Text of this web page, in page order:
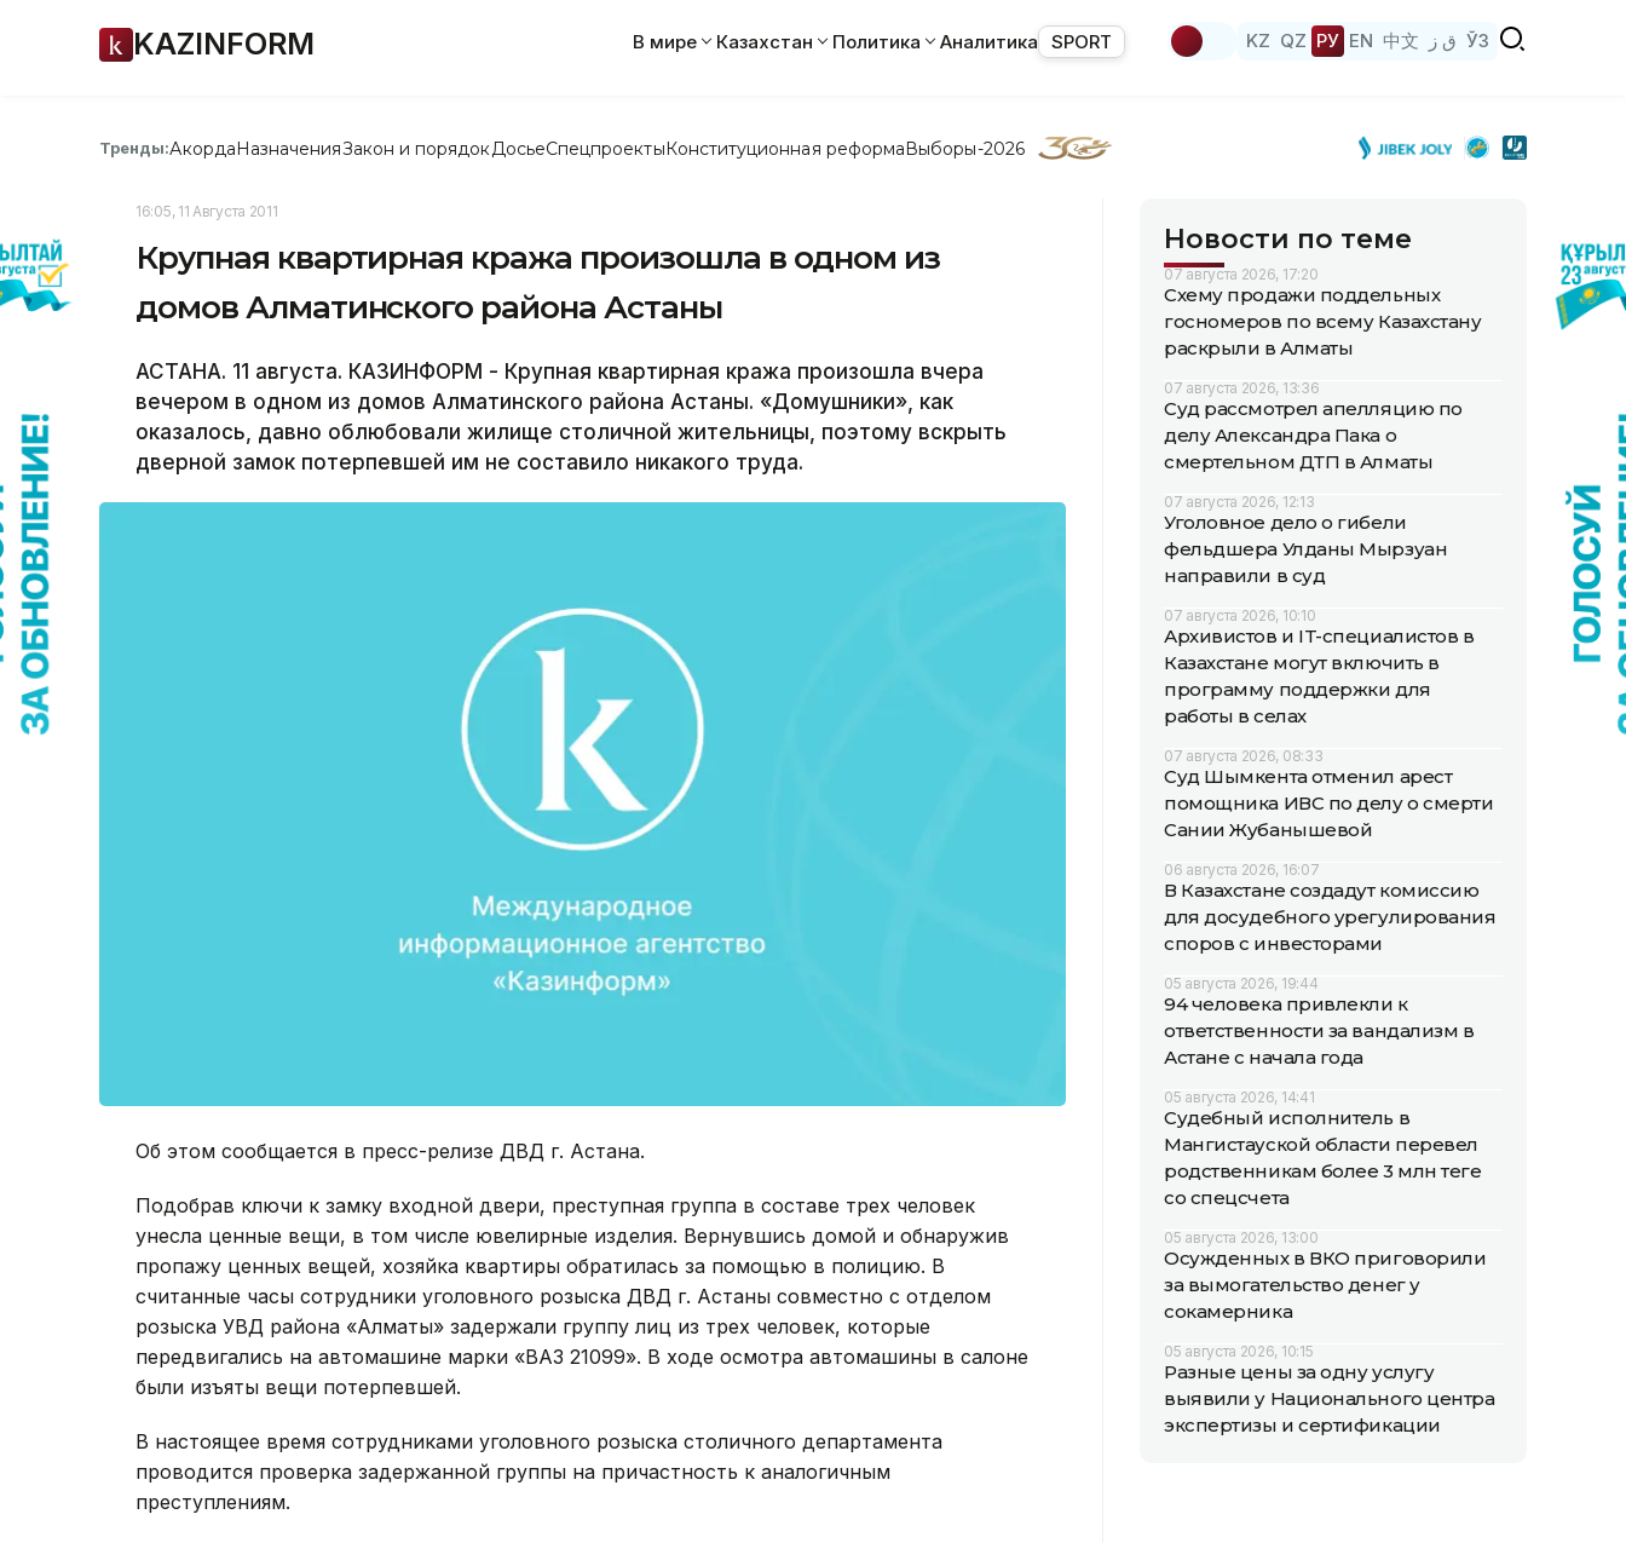
KAZINFORM В мире Казахстан Политика Аналитика SPORT KZ QZ РУ EN 中文 ق ز ЎЗ
Тренды:АкордаНазначенияЗакон и порядок ДосьеСпецпроектыКонституционная реформаВыборы-2026
16:05, 11 Августа 2011
Крупная квартирная кража произошла в одном из
домов Алматинского района Астаны
АСТАНА. 11 августа. КАЗИНФОРМ - Крупная квартирная кража произошла вчера
вечером в одном из домов Алматинского района Астаны. «Домушники», как
оказалось, давно облюбовали жилище столичной жительницы, поэтому вскрыть
дверной замок потерпевшей им не составило никакого труда.
Об этом сообщается в пресс-релизе ДВД г. Астана.
Подобрав ключи к замку входной двери, преступная группа в составе трех человек
унесла ценные вещи, в том числе ювелирные изделия. Вернувшись домой и обнаружив
пропажу ценных вещей, хозяйка квартиры обратилась за помощью в полицию. В
считанные часы сотрудники уголовного розыска ДВД г. Астаны совместно с отделом
розыска УВД района «Алматы» задержали группу лиц из трех человек, которые
передвигались на автомашине марки «ВАЗ 21099». В ходе осмотра автомашины в салоне
были изъяты вещи потерпевшей.
В настоящее время сотрудниками уголовного розыска столичного департамента
проводится проверка задержанной группы на причастность к аналогичным
преступлениям.
Новости по теме
07 августа 2026, 17:20
Схему продажи поддельных
госномеров по всему Казахстану
раскрыли в Алматы
07 августа 2026, 13:36
Суд рассмотрел апелляцию по
делу Александра Пака о
смертельном ДТП в Алматы
07 августа 2026, 12:13
Уголовное дело о гибели
фельдшера Улданы Мырзуан
направили в суд
07 августа 2026, 10:10
Архивистов и IT-специалистов в
Казахстане могут включить в
программу поддержки для
работы в селах
07 августа 2026, 08:33
Суд Шымкента отменил арест
помощника ИВС по делу о смерти
Сании Жубанышевой
06 августа 2026, 16:07
В Казахстане создадут комиссию
для досудебного урегулирования
споров с инвесторами
05 августа 2026, 19:44
94 человека привлекли к
ответственности за вандализм в
Астане с начала года
05 августа 2026, 14:41
Судебный исполнитель в
Мангистауской области перевел
родственникам более 3 млн теңге
со спецсчета
05 августа 2026, 13:00
Осужденных в ВКО приговорили
за вымогательство денег у
сокамерника
05 августа 2026, 10:15
Разные цены за одну услугу
выявили у Национального центра
экспертизы и сертификации